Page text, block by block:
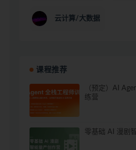
云计算/大数据
课程推荐
（预定）AI
练营
零基础 AI 漫剧